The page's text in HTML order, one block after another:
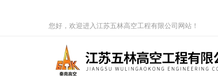
您好，欢迎进入江苏五林高空工程有限公司网站！